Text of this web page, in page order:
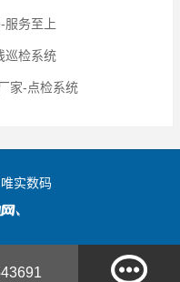
服务至上
巡检系统
家-点检系统
实数码